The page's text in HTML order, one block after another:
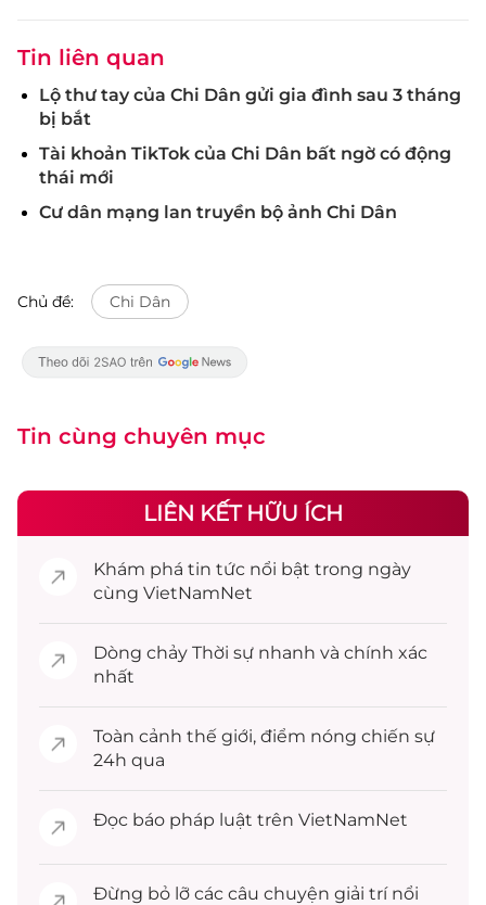
Tin liên quan
Lộ thư tay của Chi Dân gửi gia đình sau 3 tháng
bị bắt
Tài khoản TikTok của Chi Dân bất ngờ có động
thái mới
Cư dân mạng lan truyền bộ ảnh Chi Dân
Chủ đề: Chi Dân
Tin cùng chuyên mục
LIÊN KẾT HỮU ÍCH
Khám phá tin tức nổi bật trong ngày
cùng VietNamNet
Dòng chảy Thời sự nhanh và chính xác
nhất
Toàn cảnh thế giới, điểm nóng chiến sự
24h qua
Đọc báo pháp luật trên VietNamNet
Đừng bỏ lỡ các câu chuyện giải trínổi